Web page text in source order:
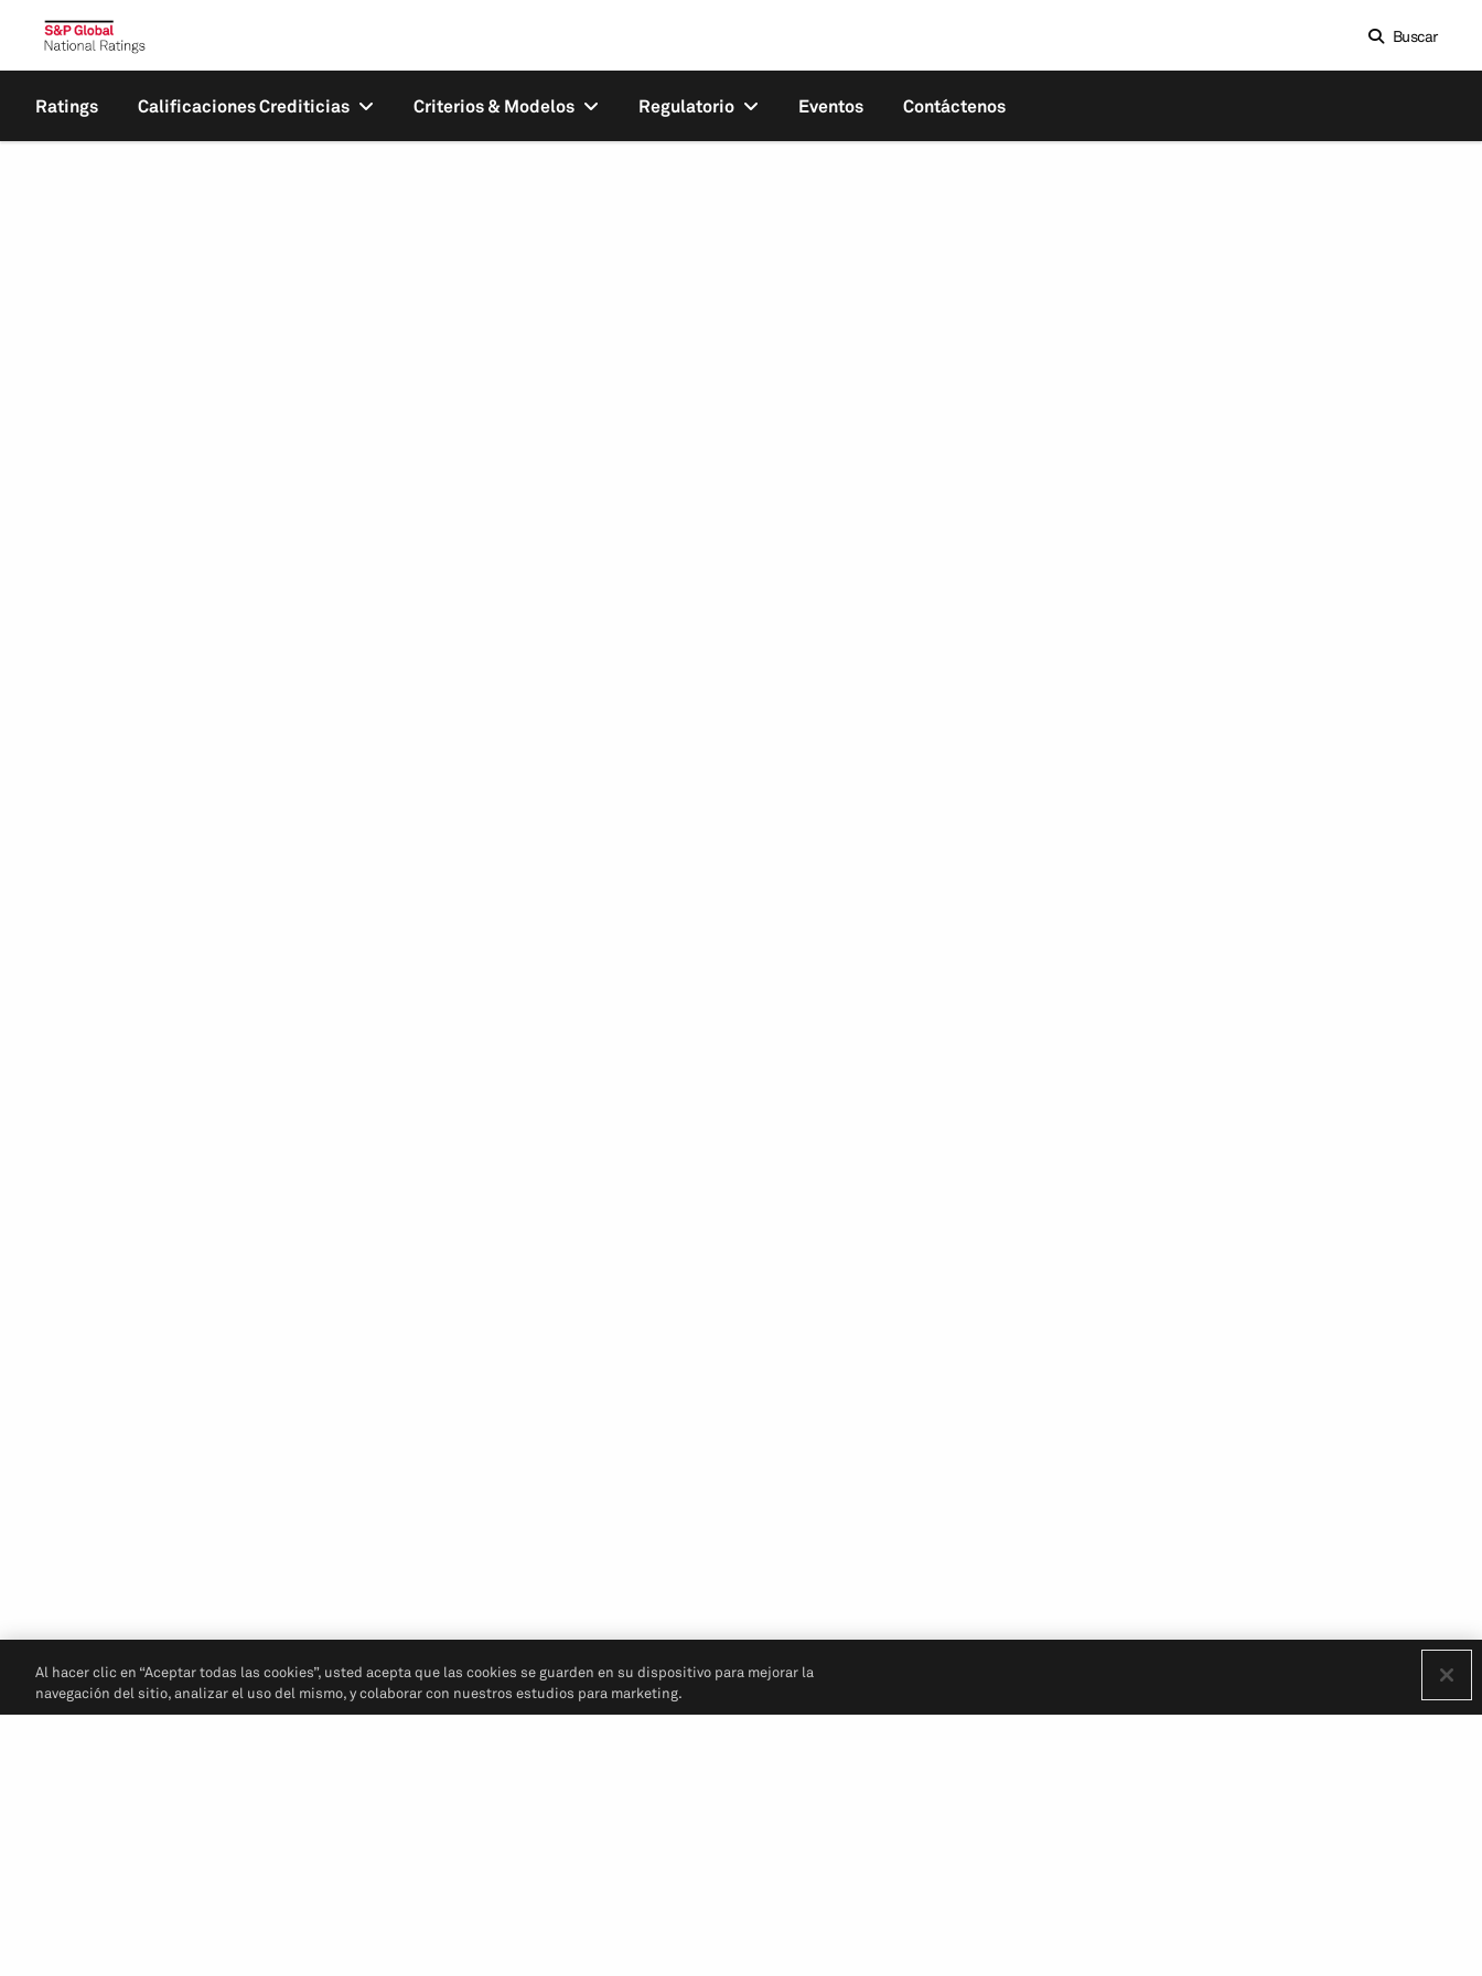
Buscar
Ratings Calificaciones Crediticias Criterios & Modelos Regulatorio Eventos Contáctenos
Al hacer clic en “Aceptar todas las cookies”, usted acepta que las cookies se guarden en su dispositivo para mejorar la
navegación del sitio, analizar el uso del mismo, y colaborar con nuestros estudios para marketing.